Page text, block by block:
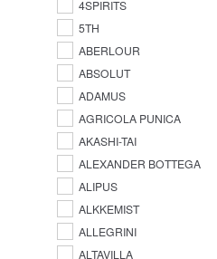
4SPIRITS
5TH
ABERLOUR
ABSOLUT
ADAMUS
AGRICOLA PUNICA
AKASHI-TAI
ALEXANDER BOTTEGA
ALIPUS
ALKKEMIST
ALLEGRINI
ALTAVILLA